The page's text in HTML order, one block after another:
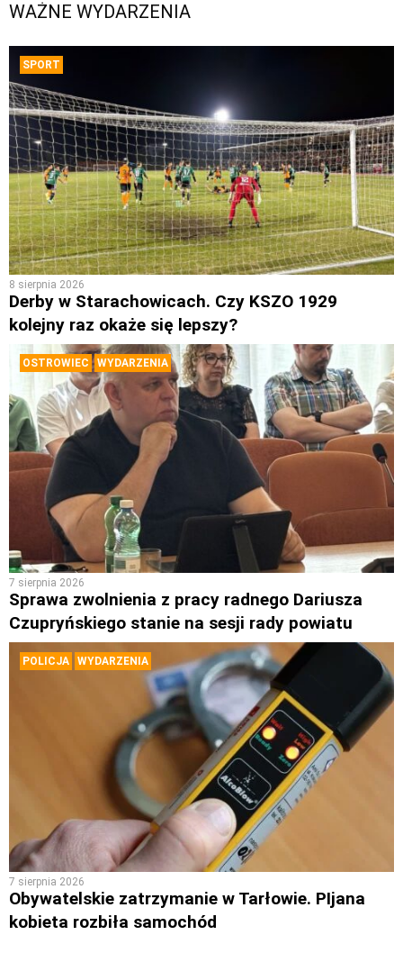
WAŻNE WYDARZENIA
SPORT
8 sierpnia 2026
Derby w Starachowicach. Czy KSZO 1929
kolejny raz okaże się lepszy?
OSTROWIEC WYDARZENIA
7 sierpnia 2026
Sprawa zwolnienia z pracy radnego Dariusza
Czupryńskiego stanie na sesji rady powiatu
POLICJA WYDARZENIA
7 sierpnia 2026
Obywatelskie zatrzymanie w Tarłowie. PIjana
kobieta rozbiła samochód